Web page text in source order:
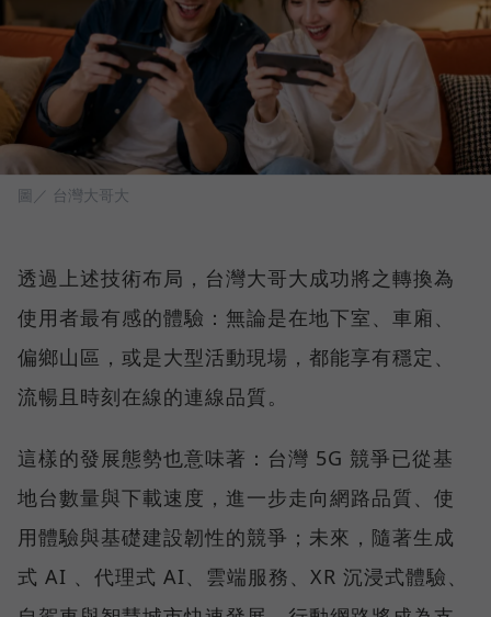
圖／ 台灣大哥大
透過上述技術布局，台灣大哥大成功將之轉換為
使用者最有感的體驗：無論是在地下室、車廂、
偏鄉山區，或是大型活動現場，都能享有穩定、
流暢且時刻在線的連線品質。
這樣的發展態勢也意味著：台灣 5G 競爭已從基
地台數量與下載速度，進一步走向網路品質、使
用體驗與基礎建設韌性的競爭；未來，隨著生成
式 AI 、代理式 AI、雲端服務、XR 沉浸式體驗、